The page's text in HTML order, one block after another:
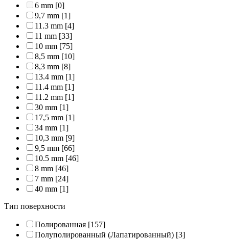
6 mm [0]
9,7 mm [1]
11.3 mm [4]
11 mm [33]
10 mm [75]
8,5 mm [10]
8,3 mm [8]
13.4 mm [1]
11.4 mm [1]
11.2 mm [1]
30 mm [1]
17,5 mm [1]
34 mm [1]
10,3 mm [9]
9,5 mm [66]
10.5 mm [46]
8 mm [46]
7 mm [24]
40 mm [1]
Тип поверхности
Полированная [157]
Полуполированный (Лапатированный) [3]